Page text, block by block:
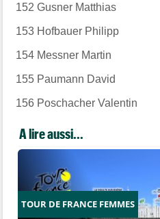
152 Gusner Matthias
153 Hofbauer Philipp
154 Messner Martin
155 Paumann David
156 Poschacher Valentin
A lire aussi...
TOUR DE FRANCE FEMMES